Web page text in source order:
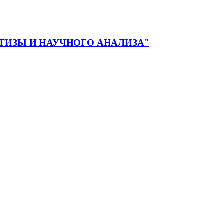
И НАУЧНОГО АНАЛИЗА"